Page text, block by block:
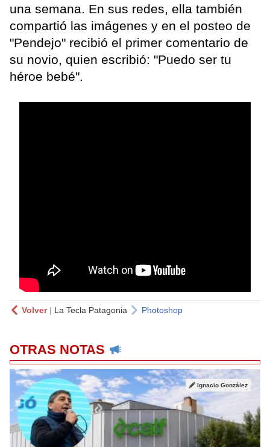
una semana. En sus redes, ella también
compartió las imágenes y en el posteo de
"Pendejo" recibió el primer comentario de
su novio, quien escribió: "Puedo ser tu
héroe bebé".
Volver| La Tecla Patagonia Photoshop
OTRAS NOTAS
Ignacio González